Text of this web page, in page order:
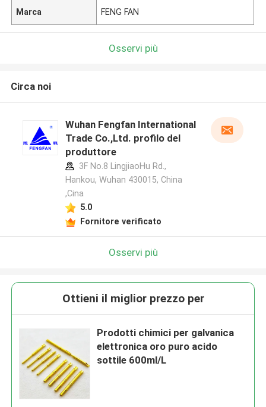
Marca FENG FAN
Osservi più
Circa noi
Wuhan Fengfan International
Trade Co.,Ltd. profilo del
produttore
3F No.8 LingjiaoHu Rd.,
Hankou, Wuhan 430015, China
,Cina
5.0
Fornitore verificato
Osservi più
Ottieni il miglior prezzo per
Prodotti chimici per galvanica
elettronica oro puro acido
sottile 600ml/L